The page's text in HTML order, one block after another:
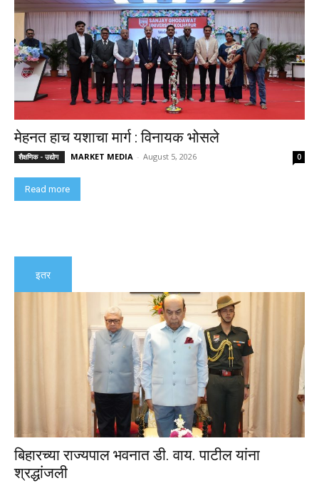
मेहनत हाच यशाचा मार्ग : विनायक भोसले
शैक्षणिक - उद्योग MARKET MEDIA - August 5, 2026 0
Read more
इतर
बिहारच्या राज्यपाल भवनात डी. वाय. पाटील यांना
श्रद्धांजली